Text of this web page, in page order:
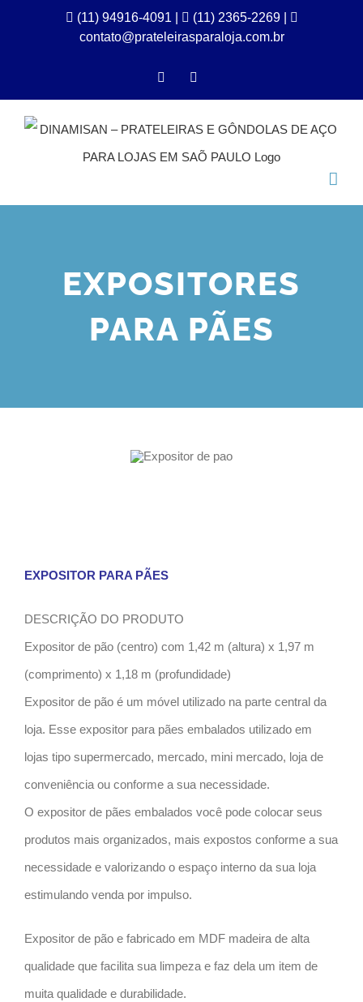
(11) 94916-4091
(11) 2365-2269 |
contato@prateleirasparaloja.com.br
Facebook
EXPOSITORES
PARA PÃES
EXPOSITOR PARA PÃES
DESCRIÇÃO DO PRODUTO
Expositor de pão (centro) com 1,42 m (altura) x 1,97 m
(comprimento) x 1,18 m (profundidade)
Expositor de pão é um móvel utilizado na parte central da
loja. Esse expositor para pães embalados utilizado em
lojas tipo supermercado, mercado, mini mercado, loja de
conveniência ou conforme a sua necessidade.
O expositor de pães embalados você pode colocar seus
produtos mais organizados, mais expostos conforme a sua
necessidade e valorizando o espaço interno da sua loja
estimulando venda por impulso.
Expositor de pão e fabricado em MDF madeira de alta
qualidade que facilita sua limpeza e faz dela um item de
muita qualidade e durabilidade.